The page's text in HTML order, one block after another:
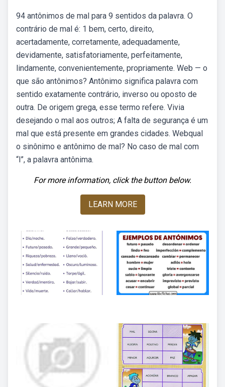
94 antônimos de mal para 9 sentidos da palavra. O
contrário de mal é: 1 bem, certo, direito,
acertadamente, corretamente, adequadamente,
devidamente, satisfatoriamente, perfeitamente,
lindamente, convenientemente, propriamente. Web — o
que são antônimos? Antônimo significa palavra com
sentido exatamente contrário, inverso ou oposto de
outra. De origem grega, esse termo refere. Vivia
desejando o mal aos outros; A falta de segurança é um
mal que está presente em grandes cidades. Webqual
o sinônimo e antônimo de mal? No caso de mal com
“l”, a palavra antônima.
For more information, click the button below.
LEARN MORE